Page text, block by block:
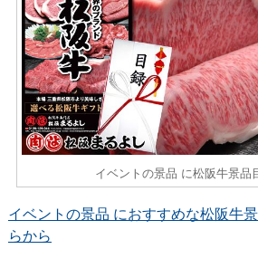
イベントの景品 に松阪牛景品
イベントの景品 におすすめな松阪牛
らから